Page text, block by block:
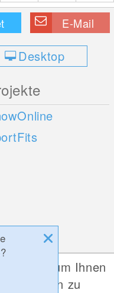
E-Mail
Desktop
Web
um Ihnen
bieten zu